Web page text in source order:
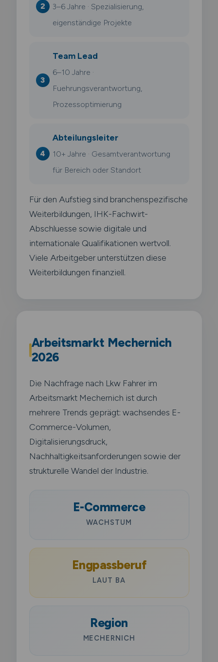
3–6 Jahre · Spezialisierung,
eigenständige Projekte
Team Lead
6–10 Jahre ·
Fuehrungsverantwortung,
Prozessoptimierung
Abteilungsleiter
10+ Jahre · Gesamtverantwortung
für Bereich oder Standort
Für den Aufstieg sind branchenspezifische
Weiterbildungen, IHK-Fachwirt-
Abschluesse sowie digitale und
internationale Qualifikationen wertvoll.
Viele Arbeitgeber unterstützen diese
Weiterbildungen finanziell.
Arbeitsmarkt Mechernich
2026
Die Nachfrage nach Lkw Fahrer im
Arbeitsmarkt Mechernich ist durch
mehrere Trends geprägt: wachsendes E-
Commerce-Volumen,
Digitalisierungsdruck,
Nachhaltigkeitsanforderungen sowie der
strukturelle Wandel der Industrie.
E-Commerce
WACHSTUM
Engpassberuf
LAUT BA
Region
MECHERNICH